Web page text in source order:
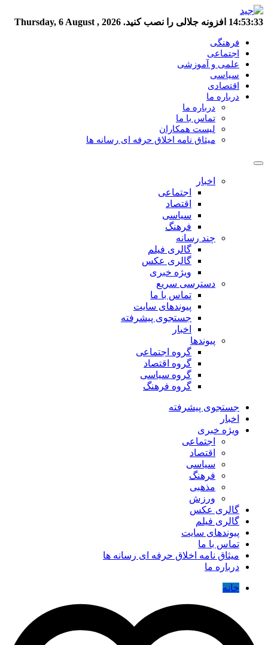
14:53:34 افزونه جلالی را نصب کنید. Thursday, 6 August , 2026
فرهنگی
اجتماعی
علمی و آموزشی
سیاسی
اقتصادی
درباره ما
درباره ما
تماس با ما
لیست همکاران
میثاق نامه اخلاق حرفه ای رسانه ها
اخبار
اجتماعی
اقتصاد
سیاسی
فرهنگ
چند رسانه
گالری فیلم
گالری عکس
ویژه خبری
دسترسی سریع
تماس با ما
پیوندهای سایت
جستجوی پیشرفته
اخبار
پیوندها
گروه اجتماعی
گروه اقتصاد
گروه سیاسی
گروه فرهنگ
جستجوی پیشرفته
اخبار
ویژه خبری
اجتماعی
اقتصاد
سیاسی
فرهنگ
مذهبی
ورزش
گالری عکس
گالری فیلم
پیوندهای سایت
تماس با ما
میثاق نامه اخلاق حرفه ای رسانه ها
درباره ما
خانه